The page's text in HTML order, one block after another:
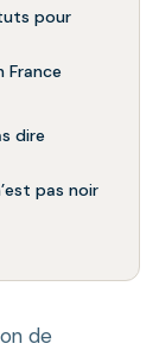
pour
France
dire
pas noir
de